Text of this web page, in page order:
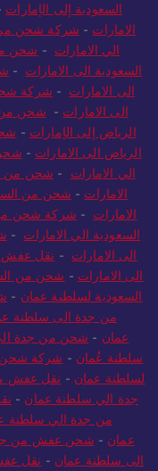
السعودية إلى الإمارات
الامارات - شركة شحن من
الي الامارات - شحن
السعودية الى الامارات -
الى الامارات - شركة
الى الامارات - شحن من
الرياض إلى الإمارات -
الرياض الى الامارات -
الي الامارات - شحن من
الامارات - شحن من
الامارات - شركة شحن من
السعودية الي الامارات -
الى الامارات - نقل عفش
الى الامارات - شحن من
السعودية لسلطنة عمان -
من جدة الى سلطنة
عمان - شحن من جدة
سلطنة عُمان - شركة شحن
لسلطنة عمان - نقل عفش
جدة الي سلطنة عمان -
من جدة الي سلطنة
عمان - شحن عفش من
الى سلطنة عمان - نقل